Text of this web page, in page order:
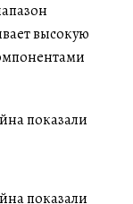
высокую